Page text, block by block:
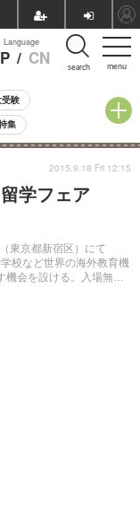
menu
Language
/ CN search
受験
集
学校受験
記事
）
学フェア
東京都新宿区）にて
校など世界の海外教育機
機会を設ける。入場無
2015.9.18 Fri 12:15